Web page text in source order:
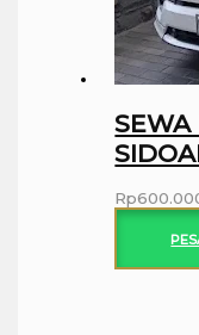
SEWA
Rp